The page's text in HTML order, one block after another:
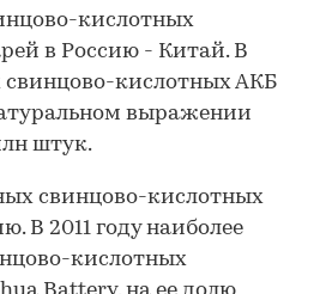
кислотных
в Россию - Китай. В
свинцово-кислотных АКБ
выражении
штук.
свинцово-кислотных
В 2011 году наиболее
кислотных